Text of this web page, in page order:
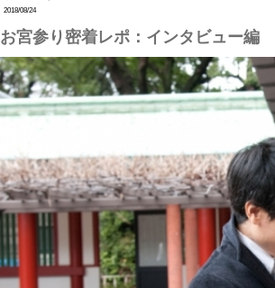
2018/08/24
お宮参り密着レポ：インタビュー編